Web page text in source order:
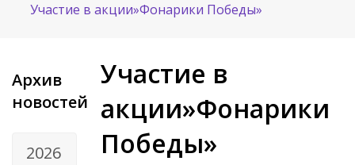
Участие в акции»Фонарики Победы»
Архив
новостей
2026
Участие в
акции»Фонарики
Победы»